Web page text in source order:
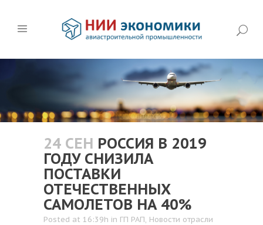
24 СЕН РОССИЯ В 2019
ГОДУ СНИЗИЛА
ПОСТАВКИ
ОТЕЧЕСТВЕННЫХ
САМОЛЕТОВ НА 40%
Posted at 16:39h in ГП РАП, Новости отрасли